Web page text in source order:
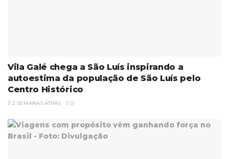
Vila Galé chega a São Luís inspirando a
autoestima da população de São Luís pelo
Centro Histórico
2 SEMANAS ATRÁS 0